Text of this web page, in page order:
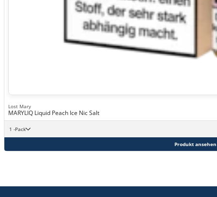
Lost Mary
MARYLIQ Liquid Peach Ice Nic Salt
1 -Pack
Produkt ansehen